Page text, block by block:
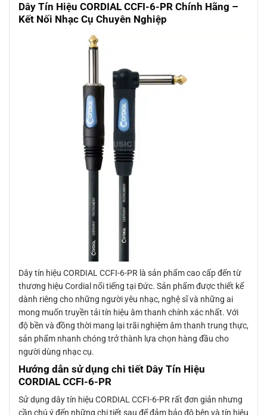
Dây Tín Hiệu CORDIAL CCFI-6-PR Chính Hãng –
Kết Nối Nhạc Cụ Chuyên Nghiệp
Dây tín hiệu CORDIAL CCFI-6-PR là sản phẩm cao cấp đến từ
thương hiệu Cordial nổi tiếng tại Đức. Sản phẩm được thiết kế
dành riêng cho những người yêu nhạc, nghệ sĩ và những ai
mong muốn truyền tải tín hiệu âm thanh chính xác nhất. Với
độ bền và đồng thời mang lại trãi nghiệm âm thanh trung thực,
sản phẩm nhanh chóng trở thành lựa chọn hàng đầu cho
người dùng nhạc cụ.
Hướng dẫn sử dụng chi tiết Dây Tín Hiệu
CORDIAL CCFI-6-PR
Sử dụng dây tín hiệu CORDIAL CCFI-6-PR rất đơn giản nhưng
cần chú ý đến những chi tiết sau để đảm bảo độ bên và tín hiệu